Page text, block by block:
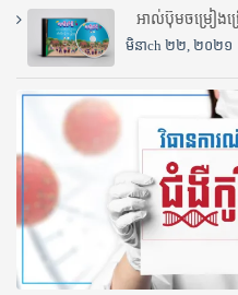
អាល់ប៊ុមចម្រៀងជ្រ
មិនាch ២២, ២០២១